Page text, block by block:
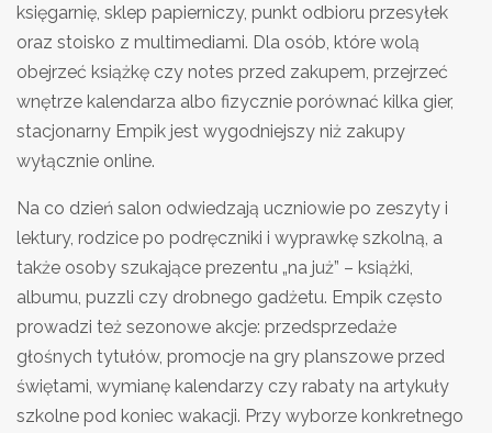
księgarnię, sklep papierniczy, punkt odbioru przesyłek
oraz stoisko z multimediami. Dla osób, które wolą
obejrzeć książkę czy notes przed zakupem, przejrzeć
wnętrze kalendarza albo fizycznie porównać kilka gier,
stacjonarny Empik jest wygodniejszy niż zakupy
wyłącznie online.
Na co dzień salon odwiedzają uczniowie po zeszyty i
lektury, rodzice po podręczniki i wyprawkę szkolną, a
także osoby szukające prezentu „na już” – książki,
albumu, puzzli czy drobnego gadżetu. Empik często
prowadzi też sezonowe akcje: przedsprzedaże
głośnych tytułów, promocje na gry planszowe przed
świętami, wymianę kalendarzy czy rabaty na artykuły
szkolne pod koniec wakacji. Przy wyborze konkretnego